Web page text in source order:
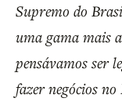
Supremo do
uma gama mais
pensávamos ser
fazer negócios